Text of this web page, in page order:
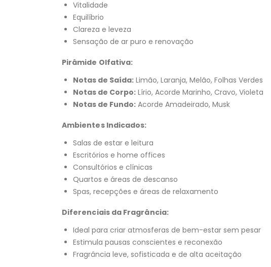
Vitalidade
Equilíbrio
Clareza e leveza
Sensação de ar puro e renovação
Pirâmide Olfativa:
Notas de Saída: Limão, Laranja, Melão, Folhas Verdes
Notas de Corpo: Lírio, Acorde Marinho, Cravo, Violeta
Notas de Fundo: Acorde Amadeirado, Musk
Ambientes Indicados:
Salas de estar e leitura
Escritórios e home offices
Consultórios e clínicas
Quartos e áreas de descanso
Spas, recepções e áreas de relaxamento
Diferenciais da Fragrância:
Ideal para criar atmosferas de bem-estar sem pesar
Estimula pausas conscientes e reconexão
Fragrância leve, sofisticada e de alta aceitação